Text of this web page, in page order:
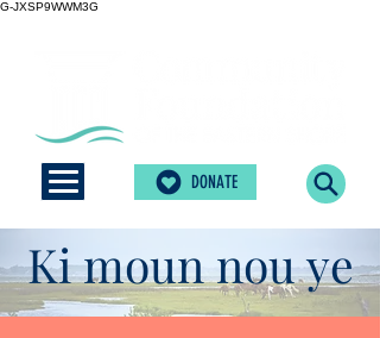
G-JXSP9WWM3G
DONATE
Ki mounnou ye